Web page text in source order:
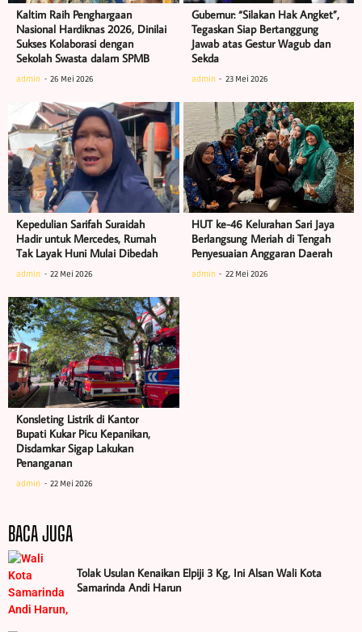
Kaltim Raih Penghargaan
Nasional Hardiknas 2026, Dinilai
Sukses Kolaborasi dengan
Sekolah Swasta dalam SPMB
admin 26 Mei 2026
Gubernur: “Silakan Hak Angket”,
Tegaskan Siap Bertanggung
Jawab atas Gestur Wagub dan
Sekda
admin 23 Mei 2026
Kepedulian Sarifah Suraidah
Hadir untuk Mercedes, Rumah
Tak Layak Huni Mulai Dibedah
admin 22 Mei 2026
HUT ke-46 Kelurahan Sari Jaya
Berlangsung Meriah di Tengah
Penyesuaian Anggaran Daerah
admin 22 Mei 2026
Konsleting Listrik di Kantor
Bupati Kukar Picu Kepanikan,
Disdamkar Sigap Lakukan
Penanganan
admin 22 Mei 2026
BACA JUGA
Tolak Usulan Kenaikan Elpiji 3 Kg, Ini Alsan Wali Kota
Samarinda Andi Harun